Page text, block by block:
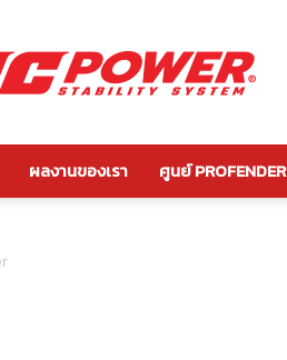
ผลงานของเรา ศูนย์ PROFENDER